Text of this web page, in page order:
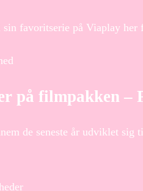
favoritserie på Viaplay her
på filmpakken –
de seneste år udviklet sig